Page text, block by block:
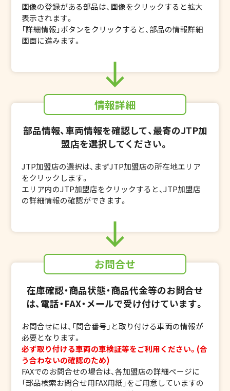
画像の登録がある部品は、画像をクリックすると拡大
表示されます。
「詳細情報」ボタンをクリックすると、部品の情報詳細
画面に進みます。
情報詳細
部品情報、車両情報を確認して、最寄のJTP加
盟店を選択してください。
JTP加盟店の選択は、まずJTP加盟店の所在地エリア
をクリックします。
エリア内のJTP加盟店をクリックすると、JTP加盟店
の詳細情報の確認ができます。
お問合せ
在庫確認・商品状態・商品代金等のお問合せ
は、電話・FAX・メールで受け付けています。
お問合せには、「問合番号」と取り付ける車両の情報が
必要となります。
必ず取り付ける車両の車検証等をご利用ください。(合
う合わないの確認のため)
FAXでのお問合せの場合は、各加盟店の詳細ページに
「部品検索お問合せ用FAX用紙」をご用意していますの